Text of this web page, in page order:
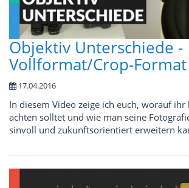
Objektiv Unterschiede -
Vollformat/Crop-Format
17.04.2016
In diesem Video zeige ich euch, worauf
achten solltet und wie man seine
sinvoll und zukunftsorientiert erweitern